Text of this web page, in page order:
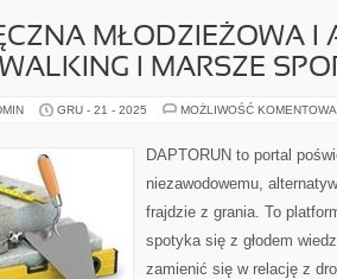
MŁODZIEŻOWA I
I MARSZE
GRU - 21 - 2025 MOŻLIWOŚĆ
DAPTORUN to portal
niezawodowemu,
frajdzie z grania. To
spotyka się z głodem
zamienić się w relację z